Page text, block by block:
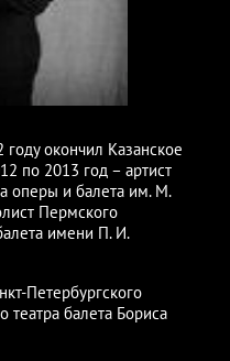
окончил Казанское
по 2013 год – артист
оперы и балета им. М.
Пермского
имени П. И.
Петербургского
театра балета Бориса